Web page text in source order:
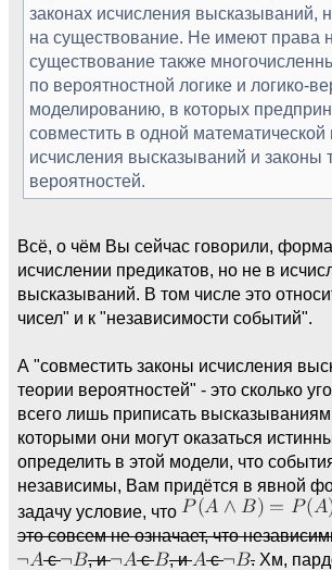
законах исчисления высказываний,
на существование. Не имеют права
существование также
по вероятностной логике и логико-
моделированию, в которых
совместить в одной
исчисления высказываний и законы
вероятностей.
Всё, о чём Вы сейчас говорили,
исчислении предикатов, но не в
высказываний. В том числе это
чисел" и к "независимости событий".
А "совместить законы исчисления
теории вероятностей" - это сколько
всего лишь приписать
которыми они могут оказаться
определить в этой модели, что
независимы, Вам придётся в явной
задачу условие, что
это совсем не означает, что
с
, и с , и с . Хм,